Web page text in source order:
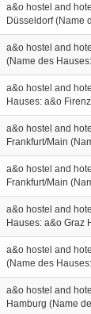
a&o hostel and
Düsseldorf (Name
a&o hostel and
(Name des
a&o hostel and
Hauses: a&o
a&o hostel and
Frankfurt/Main
a&o hostel and
Frankfurt/Main
a&o hostel and
Hauses: a&o Graz
a&o hostel and
(Name des
a&o hostel and
Hamburg (Name